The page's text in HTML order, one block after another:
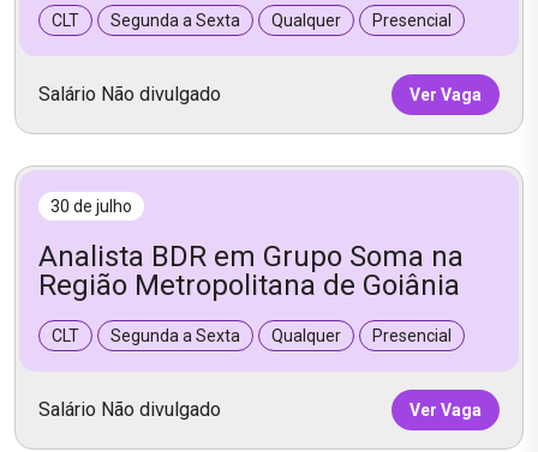
CLT Segunda a Sexta Qualquer Presencial
Salário Não divulgado Ver Vaga
30 de julho
Analista BDR em Grupo Soma na
Região Metropolitana de Goiânia
CLT Segunda a Sexta Qualquer Presencial
Salário Não divulgado Ver Vaga